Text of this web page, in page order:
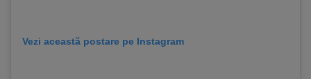
Vezi această postare pe Instagram